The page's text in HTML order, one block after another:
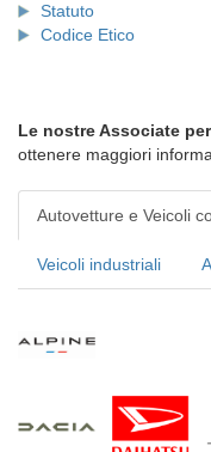
Statuto
Codice Etico
Le nostre Associate
ottenere maggiori
Autovetture e Veicoli
Veicoli industriali